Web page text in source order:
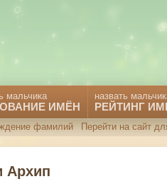
мальчика
ИМЁН
назвать
РЕЙТИНГ
фамилий Перейти на сайт
Архип